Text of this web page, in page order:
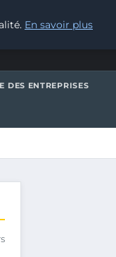
DES ENTREPRISES
En savoir plus